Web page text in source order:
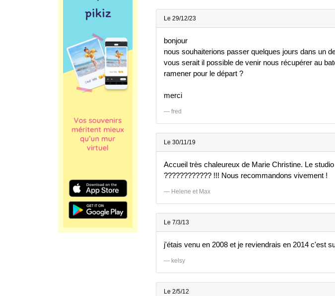
Le 29/12/23
bonjour
nous souhaiterions passer quelques jours dans un
vous serait il possible de venir nous récupérer au
ramener pour le départ ?
merci
fred
Le 30/11/19
Accueil très chaleureux de Marie Christine. Le
???????????? !!! Nous recommandons vivement !
Helene et Max
Le 7/3/13
j'étais venu en 2008 et je reviendrais en 2014 c'est
kelsy
Le 2/5/12